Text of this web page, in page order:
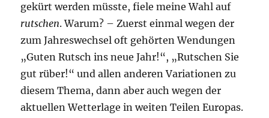
gekürt werden müsste, fiele meine Wahl auf
rutschen. Warum? – Zuerst einmal wegen der
zum Jahreswechsel oft gehörten Wendungen
„Guten Rutsch ins neue Jahr!“, „Rutschen Sie
gut rüber!“ und allen anderen Variationen zu
diesem Thema, dann aber auch wegen der
aktuellen Wetterlage in weiten Teilen Europas.